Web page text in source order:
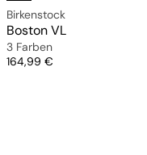
Birkenstock
Boston VL
3 Farben
Preis
164,99 €